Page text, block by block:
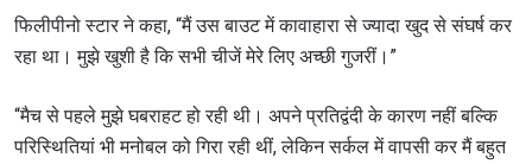
फिलीपीनो स्टार ने कहा, “मैं उस बाउट में कावाहारा से ज्यादा खुद से संघर्ष कर
रहा था। मुझे खुशी है कि सभी चीजें मेरे लिए अच्छी गुजरीं।”
“मैच से पहले मुझे घबराहट हो रही थी। अपने प्रतिद्वंदी के कारण नहीं बल्कि
परिस्थितियां भी मनोबल को गिरा रही थीं, लेकिन सर्कल में वापसी कर मैं बहुत